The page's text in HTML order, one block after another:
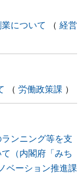
について
経営
労働政策課
ンニング等を支
（内閣府「みち
ベーション推進課